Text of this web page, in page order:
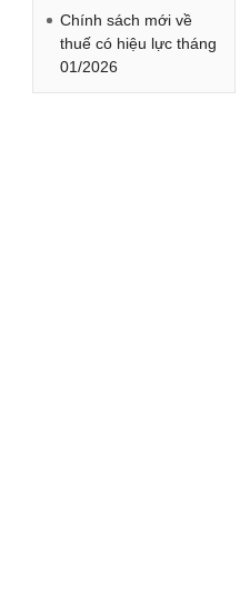
Chính sách mới về
thuế có hiệu lực tháng
01/2026